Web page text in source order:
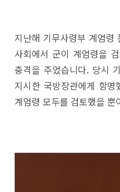
지난해 기무사령부 계엄령
사회에서 군이 계엄령을
충격을 주었습니다. 당시
지시한 국방장관에게 항
계엄령 모두를 검토했을 뿐